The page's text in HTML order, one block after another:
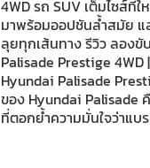
4WD รถ SUV เต็มไซส์ที่
มาพร้อมออปชันล้ำสมัย แ
ลุยทุกเส้นทาง รีวิว ลองขั
Palisade Prestige 4WD
Hyundai Palisade
ของ Hyundai Palisade
ที่ตอกย้ำความมั่นใจว่าแบ